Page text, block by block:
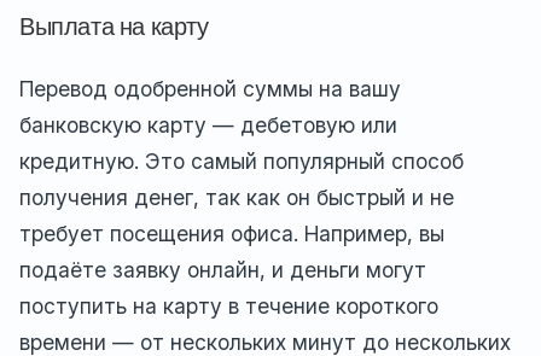
Выплата на карту
Перевод одобренной суммы на вашу
банковскую карту — дебетовую или
кредитную. Это самый популярный способ
получения денег, так как он быстрый и не
требует посещения офиса. Например, вы
подаёте заявку онлайн, и деньги могут
поступить на карту в течение короткого
времени — от нескольких минут до нескольких